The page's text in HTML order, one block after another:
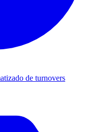
de turnovers